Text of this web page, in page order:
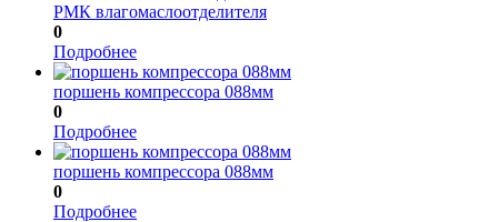
РМК влагомаслоотделителя
0
Подробнее
поршень компрессора 088мм
0
Подробнее
поршень компрессора 088мм
0
Подробнее